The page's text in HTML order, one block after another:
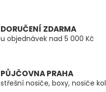
DORUČENÍ ZDARMA
u objednávek nad 5 000 Kč
PŮJČOVNA PRAHA
střešní nosiče, boxy, nosiče kol